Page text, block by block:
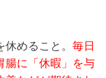
めること。 毎日
腸に「休暇」を与